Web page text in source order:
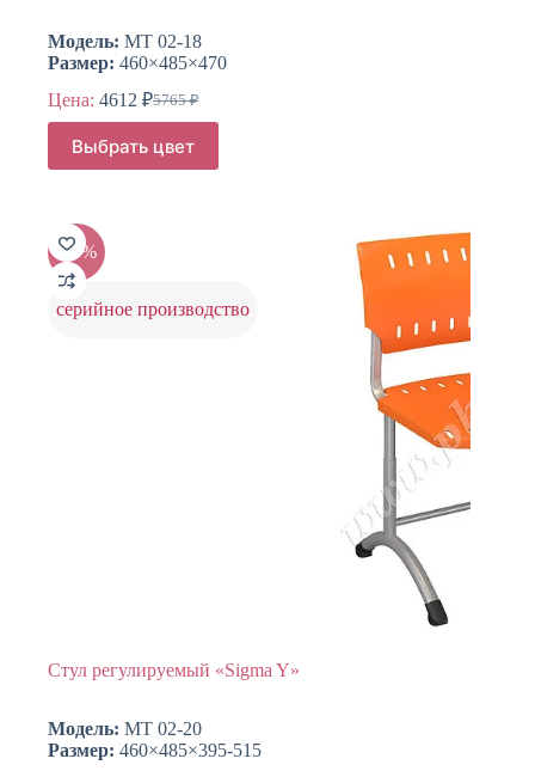
Модель: МТ 02-18
Размер: 460×485×470
Цена:
5765₽
Первоначальная
составляла
5765 ₽.
4612 ₽Текущая
4612 ₽.
Выбрать цвет
Этот
товар
имеет
Опции
можно
выбрать
на
странице
-20%
серийное производство
Стул регулируемый «Sigma Y»
Модель: МТ 02-20
Размер: 460×485×395-515